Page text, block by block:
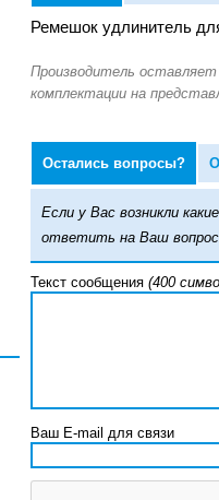
Ремешок удлинитель
Остались вопросы?
Если у Вас возникли
ответить на Ваш
Текст сообщения (400
Ваш E-mail для связи